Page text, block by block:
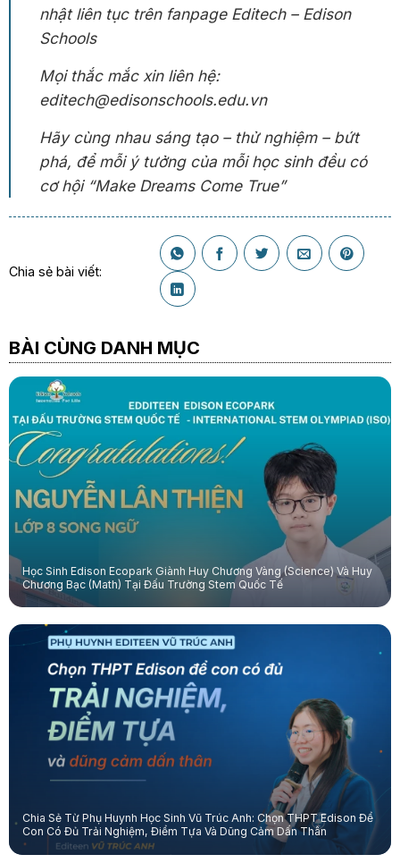
nhật liên tục trên fanpage Editech – Edison
Schools
Mọi thắc mắc xin liên hệ:
editech@edisonschools.edu.vn
Hãy cùng nhau sáng tạo – thử nghiệm – bứt
phá, để mỗi ý tưởng của mỗi học sinh đều có
cơ hội “Make Dreams Come True”
Chia sẻ bài viết:
BÀI CÙNG DANH MỤC
Học Sinh Edison Ecopark Giành Huy Chương Vàng (Science) Và Huy
Chương Bạc (Math) Tại Đấu Trường Stem Quốc Tế
Chia Sẻ Từ Phụ Huynh Học Sinh Vũ Trúc Anh: Chọn THPT Edison Để
Con Có Đủ Trải Nghiệm, Điểm Tựa Và Dũng Cảm Dấn Thân